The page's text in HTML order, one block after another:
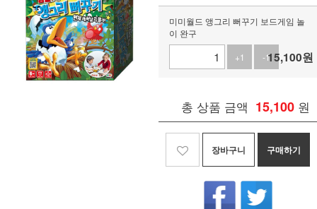
미미월드 앵그리 뻐꾸기 보드게임 놀
이 완구
+1
-115,100원
총 상품 금액 15,100 원
장바구니 구매하기